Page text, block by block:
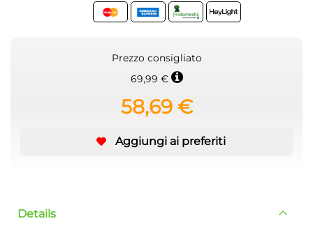
Prezzo consigliato
69,99 €
58,69 €
Aggiungi ai preferiti
Details